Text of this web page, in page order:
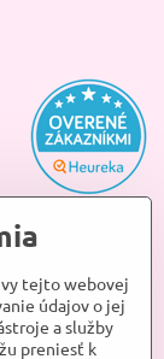
tejto webovej
údajov o jej
a služby
preniesť k